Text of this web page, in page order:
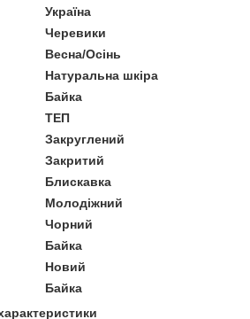
Україна
Черевики
Весна/Осінь
Натуральна шкіра
Байка
ТЕП
Закруглений
Закритий
Блискавка
Молодіжний
Чорний
Байка
Новий
Байка